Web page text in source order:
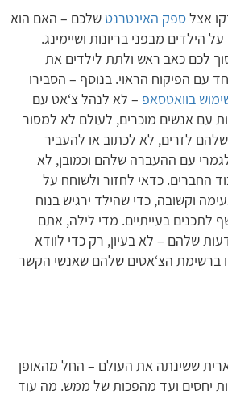
אצלספק האינטרנט שלכם – האם הוא
הילדים מבפני בריונות ושיימינג.
לכם כאב ראש ולתת לילדים את
עם הפיקוח הראוי. בנוסף – הסבירו
בוואטסאפ – לא לנהל צ‘אט עם
עם אנשים מוכרים, לעולם לא למסור
לזרים, לא לכתוב או להעביר
עם ההעברה שלהם וכמובן, לא
החברים. כדאי לחזור ולשוחח על
וקשובה, כדי שהילד ירגיש בנוח
בעייתיים. מדי לילה, אתם
שלהם – לא בעיון, רק כדי לוודא
ברשימת הצ‘אטים שלהם שאנשי הקשר
ששינתה את העולם – החל מהאופן
יחסים ועד מהפכות של ממש. מה עוד